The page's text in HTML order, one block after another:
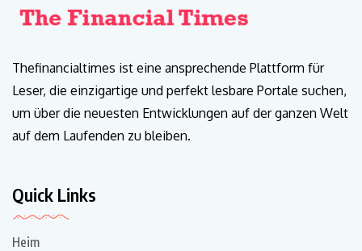
Thefinancialtimes ist eine ansprechende Plattform für
Leser, die einzigartige und perfekt lesbare Portale suchen,
um über die neuesten Entwicklungen auf der ganzen Welt
auf dem Laufenden zu bleiben.
Quick Links
Heim